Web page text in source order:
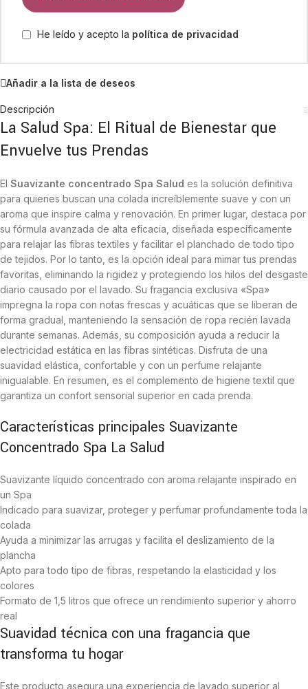
He leído y acepto la política de privacidad
Añadir a la lista de deseos
Descripción
La Salud Spa: El Ritual de Bienestar que
Envuelve tus Prendas
El Suavizante concentrado Spa Salud es la solución definitiva
para quienes buscan una colada increíblemente suave y con un
aroma que inspire calma y renovación. En primer lugar, destaca por
su fórmula avanzada de alta eficacia, diseñada específicamente
para relajar las fibras textiles y facilitar el planchado de todo tipo
de tejidos. Por lo tanto, es la opción ideal para mimar tus prendas
favoritas, eliminando la rigidez y protegiendo los hilos del desgaste
diario causado por el lavado. Su fragancia exclusiva «Spa»
impregna la ropa con notas frescas y acuáticas que se liberan de
forma gradual, manteniendo la sensación de ropa recién lavada
durante semanas. Además, su composición ayuda a reducir la
electricidad estática en las fibras sintéticas. Disfruta de una
suavidad elástica, confortable y con un perfume relajante
inigualable. En resumen, es el complemento de higiene textil que
garantiza un confort sensorial superior en cada prenda.
Características principales Suavizante
Concentrado Spa La Salud
Suavizante líquido concentrado con aroma relajante inspirado en
un Spa
Indicado para suavizar, proteger y perfumar profundamente toda la
colada
Ayuda a minimizar las arrugas y facilita el deslizamiento de la
plancha
Apto para todo tipo de fibras, respetando la elasticidad y los
colores
Formato de 1,5 litros que ofrece un rendimiento superior y ahorro
real
Suavidad técnica con una fragancia que
transforma tu hogar
Este producto asegura una experiencia de lavado superior al